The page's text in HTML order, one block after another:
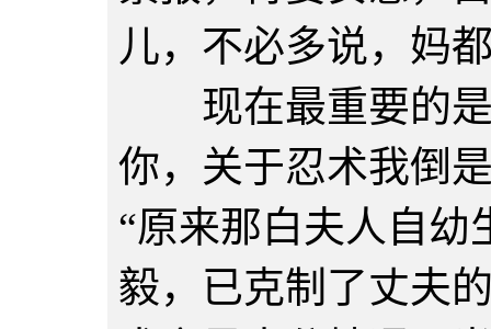
儿，不必多说，妈
现在最重要的是
你，关于忍术我倒
“原来那白夫人自幼
毅，已克制了丈夫